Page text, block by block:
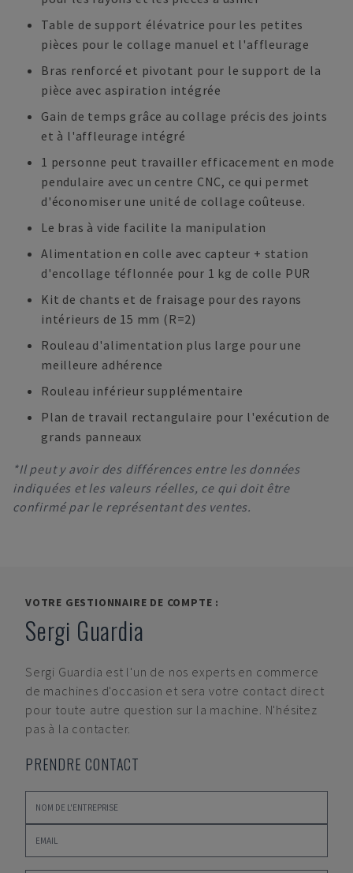
Table de support élévatrice pour les petites
pièces pour le collage manuel et l'affleurage
Bras renforcé et pivotant pour le support de la
pièce avec aspiration intégrée
Gain de temps grâce au collage précis des joints
et à l'affleurage intégré
1 personne peut travailler efficacement en mode
pendulaire avec un centre CNC, ce qui permet
d'économiser une unité de collage coûteuse.
Le bras à vide facilite la manipulation
Alimentation en colle avec capteur + station
d'encollage téflonnée pour 1 kg de colle PUR
Kit de chants et de fraisage pour des rayons
intérieurs de 15 mm (R=2)
Rouleau d'alimentation plus large pour une
meilleure adhérence
Rouleau inférieur supplémentaire
Plan de travail rectangulaire pour l'exécution de
grands panneaux
*Il peut y avoir des différences entre les données
indiquées et les valeurs réelles, ce qui doit être
confirmé par le représentant des ventes.
VOTRE GESTIONNAIRE DE COMPTE :
Sergi Guardia
Sergi Guardia est l'un de nos experts en commerce
de machines d'occasion et sera votre contact direct
pour toute autre question sur la machine. N'hésitez
pas à la contacter.
PRENDRE CONTACT